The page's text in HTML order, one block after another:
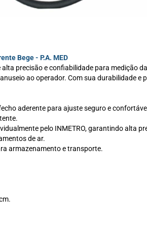
Bege - P.A. MED
precisão e confiabilidade para medição
ao operador. Com sua durabilidade
aderente para ajuste seguro e
pelo INMETRO, garantindo alta
de ar.
armazenamento e transporte.